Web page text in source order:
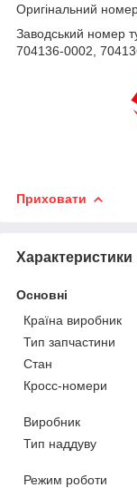
Оригінальний
Заводський номер
704136-0002,
Приховати
Характеристики
Основні
Країна виробник
Тип запчастини
Стан
Кросс-номери
Виробник
Тип наддуву
Режим роботи